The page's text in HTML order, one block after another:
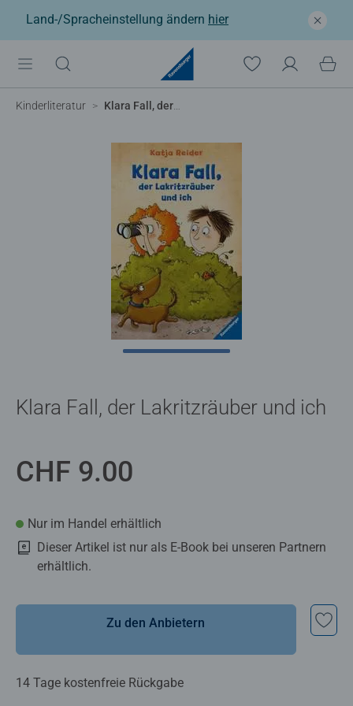
Land-/Spracheinstellung ändern hier
Kinderliteratur Klara Fall, der Lakritzräuber und ich
Klara Fall, der Lakritzräuber und ich
CHF 9.00
Nur im Handel erhältlich
Dieser Artikel ist nur als E-Book bei unseren Partnern
erhältlich.
Zu den Anbietern
14 Tage kostenfreie Rückgabe